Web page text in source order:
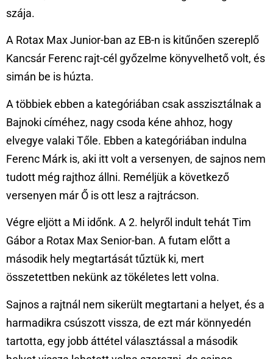
szája.
A Rotax Max Junior-ban az EB-n is kitűnően szereplő
Kancsár Ferenc rajt-cél győzelme könyvelhető volt, és
simán be is húzta.
A többiek ebben a kategóriában csak asszisztálnak a
Bajnoki címéhez, nagy csoda kéne ahhoz, hogy
elvegye valaki Tőle. Ebben a kategóriában indulna
Ferenc Márk is, aki itt volt a versenyen, de sajnos nem
tudott még rajthoz állni. Reméljük a következő
versenyen már Ő is ott lesz a rajtrácson.
Végre eljött a Mi időnk. A 2. helyről indult tehát Tim
Gábor a Rotax Max Senior-ban. A futam előtt a
második hely megtartását tűztük ki, mert
összetettben nekünk az tökéletes lett volna.
Sajnos a rajtnál nem sikerült megtartani a helyet, és a
harmadikra csúszott vissza, de ezt már könnyedén
tartotta, egy jobb áttétel választással a második